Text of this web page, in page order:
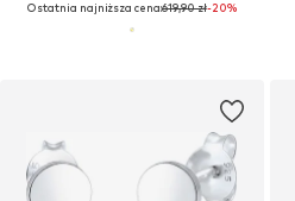
Ostatnia najniższa cena:619,90 zł-20%